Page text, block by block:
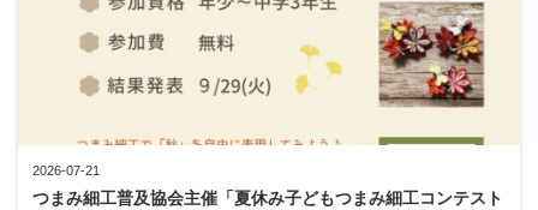
2026-07-21
つまみ細工普及協会主催「夏休み子どもつまみ細工コンテスト